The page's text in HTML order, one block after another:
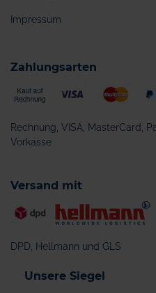
Impressum
Zahlungsarten
Rechnung, VISA, MasterCard,
Vorkasse
Versand mit
DPD, Hellmann und GLS
Unsere Siegel